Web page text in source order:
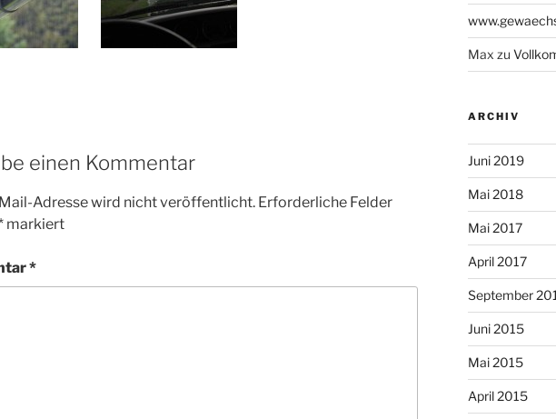
einen Kommentar
Adresse wird nicht veröffentlicht. Erforderliche Felder
markiert
*
Max zu
ARCHIV
Juni 2019
Mai 2018
Mai 2017
April 2017
September
Juni 2015
Mai 2015
April 2015